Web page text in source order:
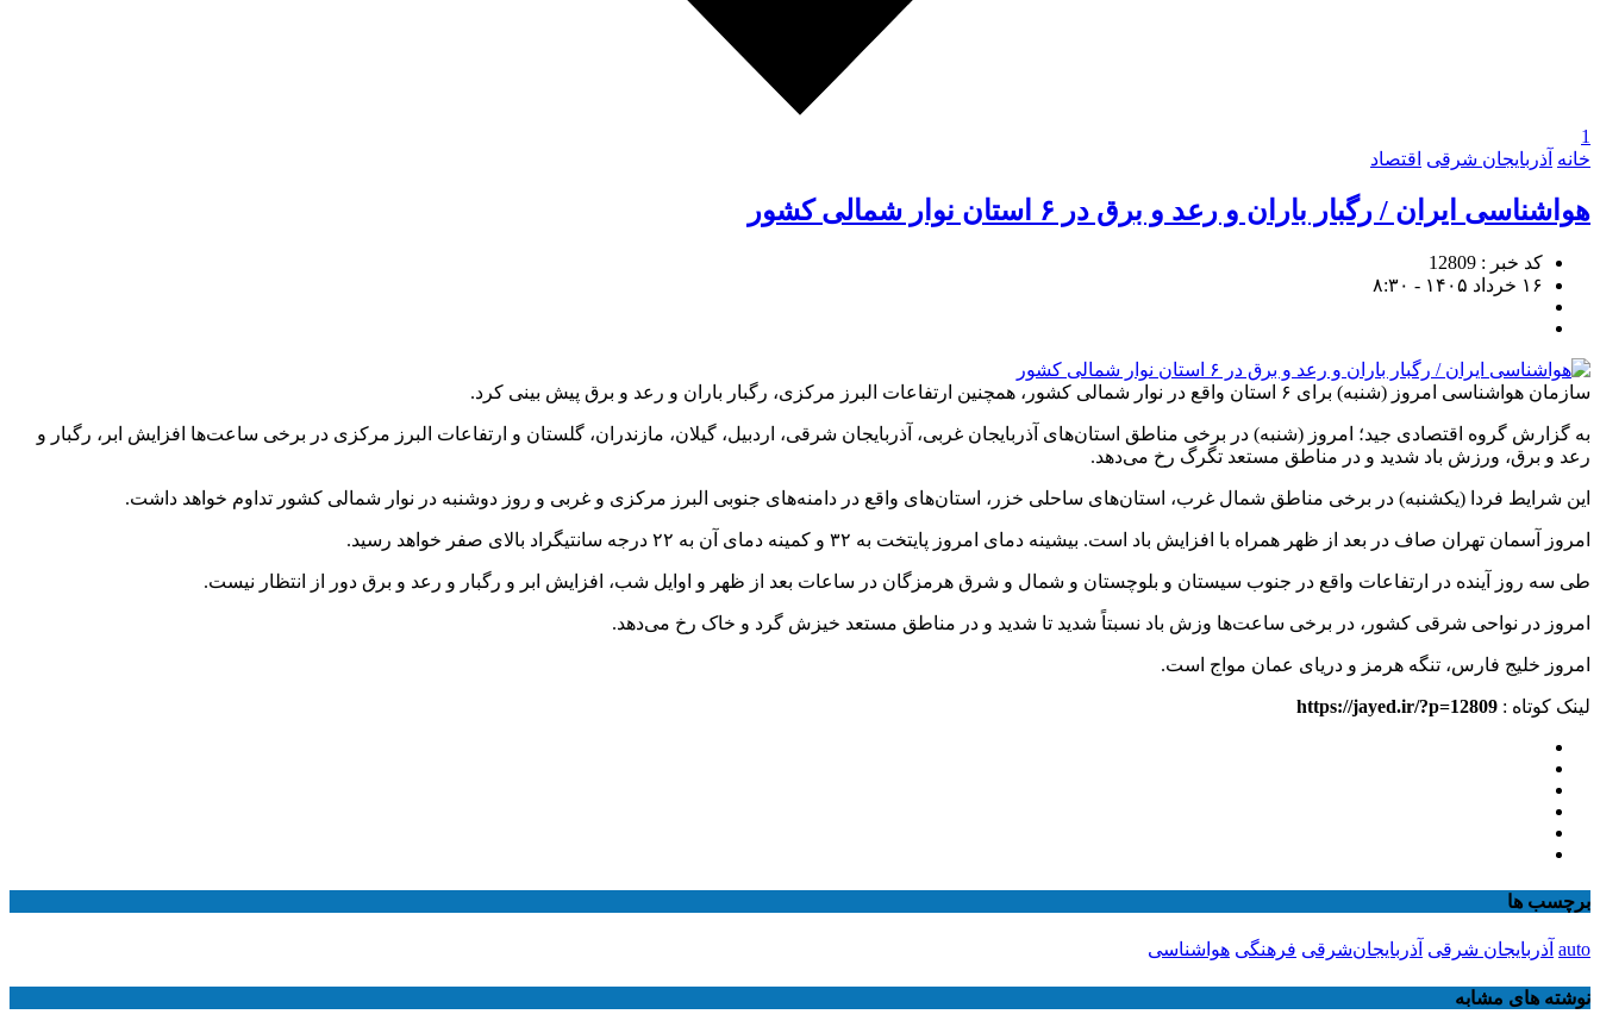
1
خانه آذربایجان شرقی اقتصاد
هواشناسی ایران / رگبار باران و رعد و برق در ۶ استان نوار شمالی کشور
کد خبر : 12809
۱۶ خرداد ۱۴۰۵ - ۸:۳۰
سازمان هواشناسی امروز (شنبه) برای ۶ استان واقع در نوار شمالی کشور، همچنین ارتفاعات البرز مرکزی، رگبار باران و رعد و برق پیش بینی کرد.
به گزارش گروه اقتصادی جید؛ امروز (شنبه) در برخی مناطق استان‌های آذربایجان غربی، آذربایجان شرقی، اردبیل، گیلان، مازندران، گلستان و ارتفاعات البرز مرکزی در برخی ساعت‌ها افزایش ابر، رگبار و
رعد و برق، ورزش باد شدید و در مناطق مستعد تگرگ رخ می‌دهد.
این شرایط فردا (یکشنبه) در برخی مناطق شمال غرب، استان‌های ساحلی خزر، استان‌های واقع در دامنه‌های جنوبی البرز مرکزی و غربی و روز دوشنبه در نوار شمالی کشور تداوم خواهد داشت.
امروز آسمان تهران صاف در بعد از ظهر همراه با افزایش باد است. بیشینه دمای امروز پایتخت به ۳۲ و کمینه دمای آن به ۲۲ درجه سانتیگراد بالای صفر خواهد رسید.
طی سه روز آینده در ارتفاعات واقع در جنوب سیستان و بلوچستان و شمال و شرق هرمزگان در ساعات بعد از ظهر و اوایل شب، افزایش ابر و رگبار و رعد و برق دور از انتظار نیست.
امروز در نواحی شرقی کشور، در برخی ساعت‌ها وزش باد نسبتاً شدید تا شدید و در مناطق مستعد خیزش گرد و خاک رخ می‌دهد.
امروز خلیج فارس، تنگه هرمز و دریای عمان مواج است.
لینک کوتاه : https://jayed.ir/?p=12809
برچسب ها
auto آذربایجان شرقی آذربایجان‌شرقی فرهنگی هواشناسی
نوشته های مشابه